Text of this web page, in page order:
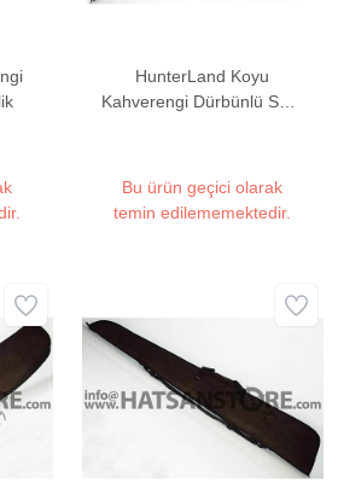
HunterLand Koyu
Kahverengi Dürbünlü Süet
Bu ürün geçici olarak
temin edilememektedir.